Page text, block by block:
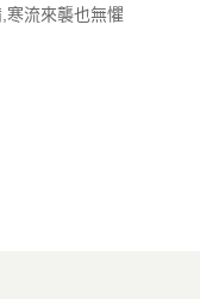
寒流來襲也無懼